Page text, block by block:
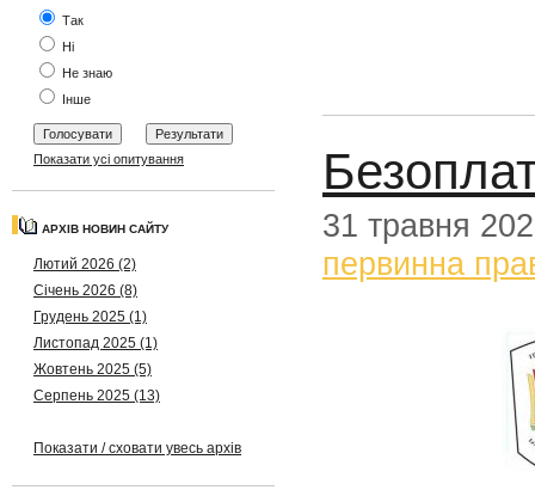
Так
Ні
Не знаю
Інше
Показати усі опитування
АРХІВ НОВИН САЙТУ
Лютий 2026 (2)
Січень 2026 (8)
Грудень 2025 (1)
Листопад 2025 (1)
Жовтень 2025 (5)
Серпень 2025 (13)
Показати / сховати увесь архів
31 травня
первинна